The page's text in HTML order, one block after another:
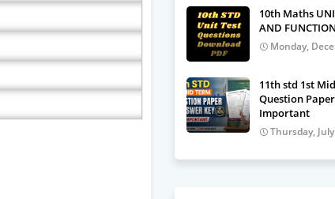
10th Maths
AND
Monday,
11th std 1st
Question
Important
Thursday,